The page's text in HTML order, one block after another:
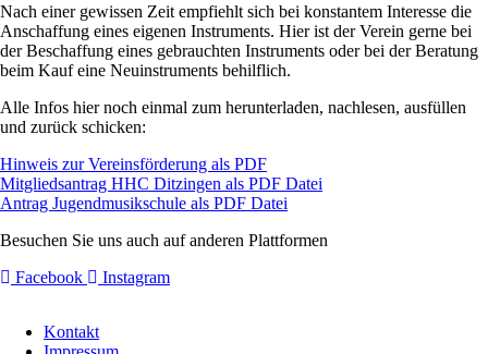
Nach einer gewissen Zeit empfiehlt sich bei konstantem Interesse die
Anschaffung eines eigenen Instruments. Hier ist der Verein gerne bei
der Beschaffung eines gebrauchten Instruments oder bei der Beratung
beim Kauf eine Neuinstruments behilflich.
Alle Infos hier noch einmal zum herunterladen, nachlesen, ausfüllen
und zurück schicken:
Hinweis zur Vereinsförderung als PDF
Mitgliedsantrag HHC Ditzingen als PDF Datei
Antrag Jugendmusikschule als PDF Datei
Besuchen Sie uns auch auf anderen Plattformen
Facebook
Instagram
überspringen
Kontakt